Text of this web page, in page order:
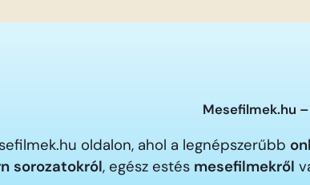
Mesefilmek.hu
oldalon, ahol a legnépszerűbb
sorozatokról, egész estés mesefilmekről